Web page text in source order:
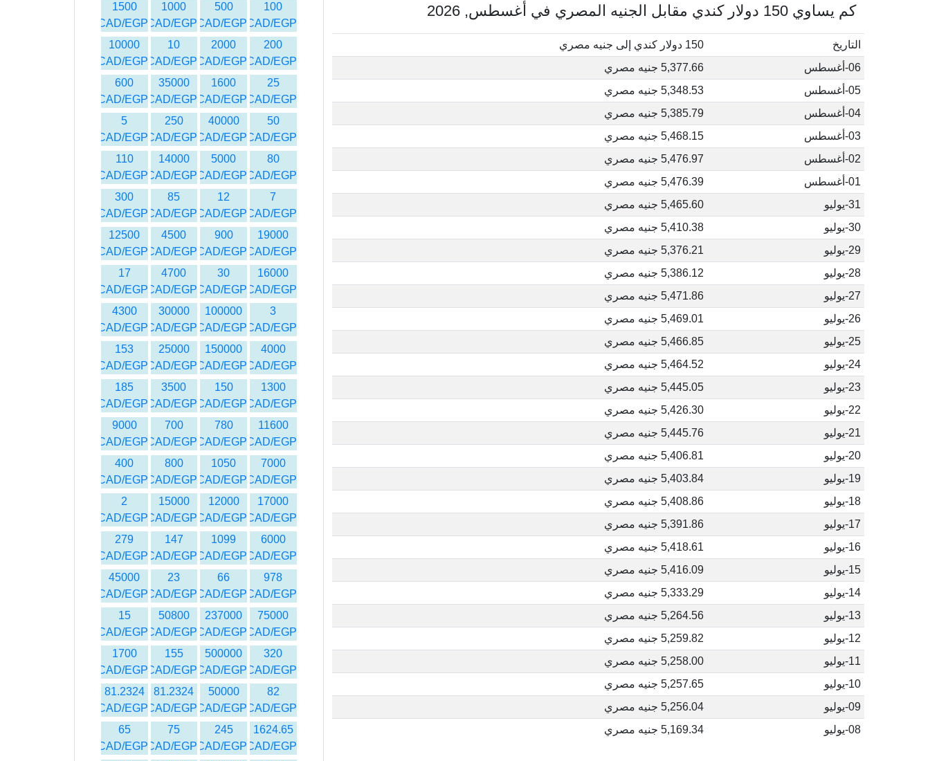
كم يساوي 150 دولار كندي مقابل الجنيه المصري في أغسطس, 2026
التاريخ
150 دولار كندي إلى جنيه مصري
06-أغسطس
5,377.66 جنيه مصري
05-أغسطس
5,348.53 جنيه مصري
04-أغسطس
5,385.79 جنيه مصري
03-أغسطس
5,468.15 جنيه مصري
02-أغسطس
5,476.97 جنيه مصري
01-أغسطس
5,476.39 جنيه مصري
31-يوليو
5,465.60 جنيه مصري
30-يوليو
5,410.38 جنيه مصري
29-يوليو
5,376.21 جنيه مصري
28-يوليو
5,386.12 جنيه مصري
27-يوليو
5,471.86 جنيه مصري
26-يوليو
5,469.01 جنيه مصري
25-يوليو
5,466.85 جنيه مصري
24-يوليو
5,464.52 جنيه مصري
23-يوليو
5,445.05 جنيه مصري
22-يوليو
5,426.30 جنيه مصري
21-يوليو
5,445.76 جنيه مصري
20-يوليو
5,406.81 جنيه مصري
19-يوليو
5,403.84 جنيه مصري
18-يوليو
5,408.86 جنيه مصري
17-يوليو
5,391.86 جنيه مصري
16-يوليو
5,418.61 جنيه مصري
15-يوليو
5,416.09 جنيه مصري
14-يوليو
5,333.29 جنيه مصري
13-يوليو
5,264.56 جنيه مصري
12-يوليو
5,259.82 جنيه مصري
11-يوليو
5,258.00 جنيه مصري
10-يوليو
5,257.65 جنيه مصري
09-يوليو
5,256.04 جنيه مصري
08-يوليو
5,169.34 جنيه مصري
100
CAD/EGP
500
CAD/EGP
1000
CAD/EGP
1500
CAD/EGP
200
CAD/EGP
2000
CAD/EGP
10
CAD/EGP
10000
CAD/EGP
25
CAD/EGP
1600
CAD/EGP
35000
CAD/EGP
600
CAD/EGP
50
CAD/EGP
40000
CAD/EGP
250
CAD/EGP
5
CAD/EGP
80
CAD/EGP
5000
CAD/EGP
14000
CAD/EGP
110
CAD/EGP
7
CAD/EGP
12
CAD/EGP
85
CAD/EGP
300
CAD/EGP
19000
CAD/EGP
900
CAD/EGP
4500
CAD/EGP
12500
CAD/EGP
16000
CAD/EGP
30
CAD/EGP
4700
CAD/EGP
17
CAD/EGP
3
CAD/EGP
100000
CAD/EGP
30000
CAD/EGP
4300
CAD/EGP
4000
CAD/EGP
150000
CAD/EGP
25000
CAD/EGP
153
CAD/EGP
1300
CAD/EGP
150
CAD/EGP
3500
CAD/EGP
185
CAD/EGP
11600
CAD/EGP
780
CAD/EGP
700
CAD/EGP
9000
CAD/EGP
7000
CAD/EGP
1050
CAD/EGP
800
CAD/EGP
400
CAD/EGP
17000
CAD/EGP
12000
CAD/EGP
15000
CAD/EGP
2
CAD/EGP
6000
CAD/EGP
1099
CAD/EGP
147
CAD/EGP
279
CAD/EGP
978
CAD/EGP
66
CAD/EGP
23
CAD/EGP
45000
CAD/EGP
75000
CAD/EGP
237000
CAD/EGP
50800
CAD/EGP
15
CAD/EGP
320
CAD/EGP
500000
CAD/EGP
155
CAD/EGP
1700
CAD/EGP
82
CAD/EGP
50000
CAD/EGP
81.2324
CAD/EGP
81.2324
CAD/EGP
1624.65
CAD/EGP
245
CAD/EGP
75
CAD/EGP
65
CAD/EGP